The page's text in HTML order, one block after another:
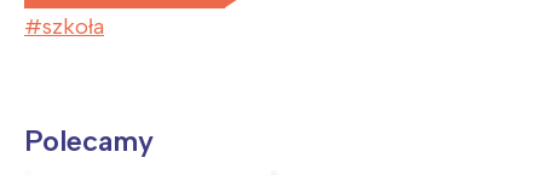
szkoła
Polecamy